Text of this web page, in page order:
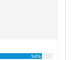
94%